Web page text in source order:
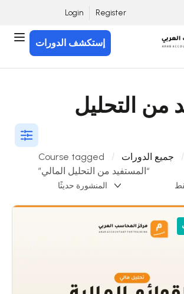
Register
Login
إستكشف الدورات
من التحليل
جميع الدورات
Course tagged
“المستفيد من التحليل المالي”